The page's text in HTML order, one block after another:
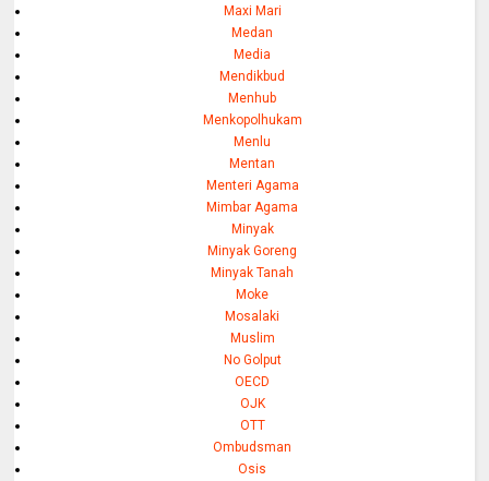
Maxi Mari
Medan
Media
Mendikbud
Menhub
Menkopolhukam
Menlu
Mentan
Menteri Agama
Mimbar Agama
Minyak
Minyak Goreng
Minyak Tanah
Moke
Mosalaki
Muslim
No Golput
OECD
OJK
OTT
Ombudsman
Osis